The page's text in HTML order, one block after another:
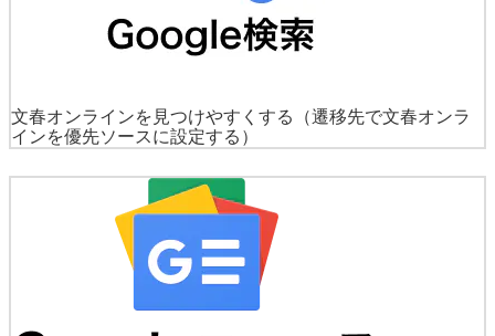
文春オンラインを見つけやすくする
（遷移先で文春オンラ
インを優先ソースに設定する）